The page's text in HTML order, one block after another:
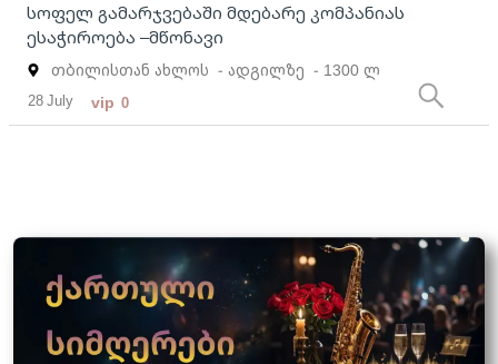
სოფელ გამარჯვებაში მდებარე კომპანიას
ესაჭიროება –მწონავი
თბილისთან ახლოს - ადგილზე - 1300 ლ
28 July vip 0